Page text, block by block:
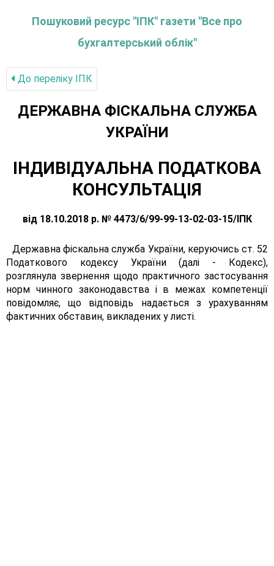
Пошуковий ресурс "ІПК" газети "Все про
бухгалтерський облік"
До переліку IПК
ДЕРЖАВНА ФІСКАЛЬНА СЛУЖБА
УКРАЇНИ
ІНДИВІДУАЛЬНА ПОДАТКОВА
КОНСУЛЬТАЦІЯ
від 18.10.2018 р. № 4473/6/99-99-13-02-03-15/ІПК
Державна фіскальна служба України, керуючись ст. 52
Податкового кодексу України (далі - Кодекс),
розглянула звернення щодо практичного застосування
норм чинного законодавства і в межах компетенції
повідомляє, що відповідь надається з урахуванням
фактичних обставин, викладених у листі.